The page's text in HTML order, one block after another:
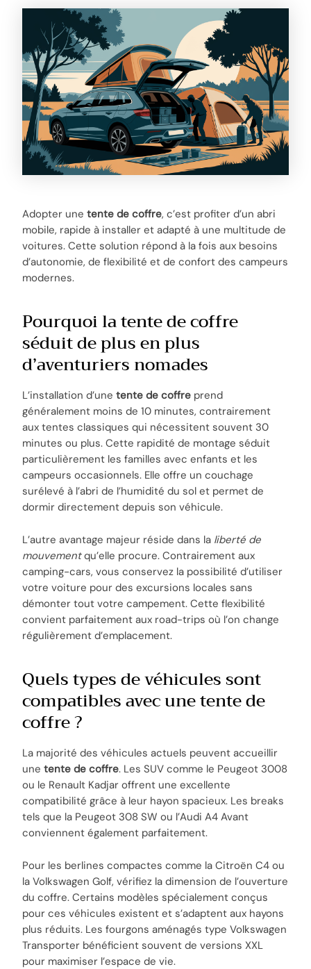
Adopter unetente de coffre, c’est profiter d’un abri
mobile, rapide à installer et adapté à une multitude de
voitures. Cette solution répond à la fois aux besoins
d’autonomie, de flexibilité et de confort des campeurs
modernes.
Pourquoi la tente de coffre
séduit de plus en plus
d’aventuriers nomades
L’installation d’unetente de coffre prend
généralement moins de 10 minutes, contrairement
aux tentes classiques qui nécessitent souvent 30
minutes ou plus. Cette rapidité de montage séduit
particulièrement les familles avec enfants et les
campeurs occasionnels. Elle offre un couchage
surélevé à l’abri de l’humidité du sol et permet de
dormir directement depuis son véhicule.
L’autre avantage majeur réside dans la liberté de
mouvementqu’elle procure. Contrairement aux
camping-cars, vous conservez la possibilité d’utiliser
votre voiture pour des excursions locales sans
démonter tout votre campement. Cette flexibilité
convient parfaitement aux road-trips où l’on change
régulièrement d’emplacement.
Quels types de véhicules sont
compatibles avec une tente de
coffre ?
La majorité des véhicules actuels peuvent accueillir
unetente de coffre. Les SUV comme le Peugeot 3008
ou le Renault Kadjar offrent une excellente
compatibilité grâce à leur hayon spacieux. Les breaks
tels que la Peugeot 308 SW ou l’Audi A4 Avant
conviennent également parfaitement.
Pour les berlines compactes comme la Citroën C4 ou
la Volkswagen Golf, vérifiez la dimension de l’ouverture
du coffre. Certains modèles spécialement conçus
pour ces véhicules existent et s’adaptent aux hayons
plus réduits. Les fourgons aménagés type Volkswagen
Transporter bénéficient souvent de versions XXL
pour maximiser l’espace de vie.